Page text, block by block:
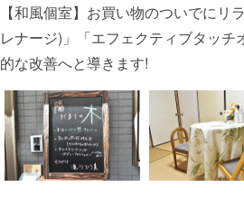
【和風個室】お買い物のついでに
レナージ)」「エフェクティブタッ
的な改善へと導きます!